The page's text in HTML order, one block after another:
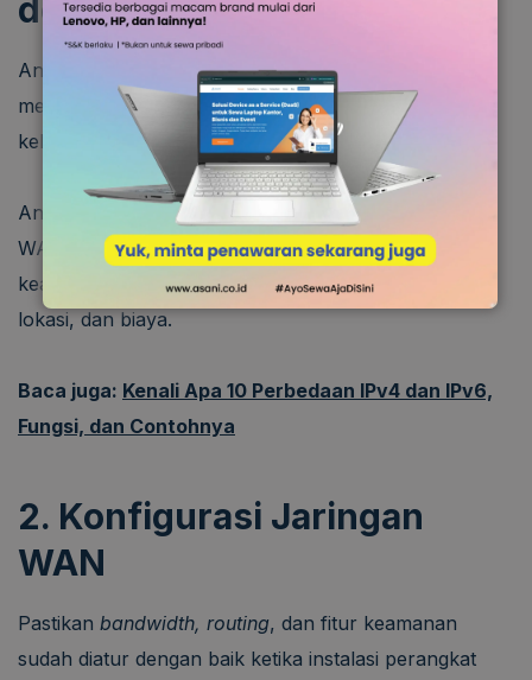
dengan Teliti
Anda harus memastikan provider jaringan WAN
memiliki reputasi yang baik dan bisa memenuhi
kebutuhan perusahaan.
Anda bisa memeriksa bagaimana kualitas provider
WAN yang dipilih dari beberapa aspek, seperti
keandalan, kecepatan, dukungan teknis, jangkauan
lokasi, dan biaya.
Baca juga: Kenali Apa 10 Perbedaan IPv4 dan IPv6,
Fungsi, dan Contohnya
2. Konfigurasi Jaringan
WAN
Pastikan bandwidth, routing, dan fitur keamanan
sudah diatur dengan baik ketika instalasi perangkat